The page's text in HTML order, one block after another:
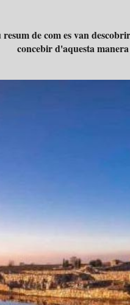
de com es van
concebir d'aquesta